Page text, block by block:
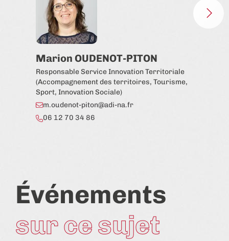
Marion OUDENOT-PITON
Responsable Service Innovation Territoriale
(Accompagnement des territoires, Tourisme,
Sport, Innovation Sociale)
m.oudenot-piton@adi-na.fr
06 12 70 34 86
Événements
sur ce sujet